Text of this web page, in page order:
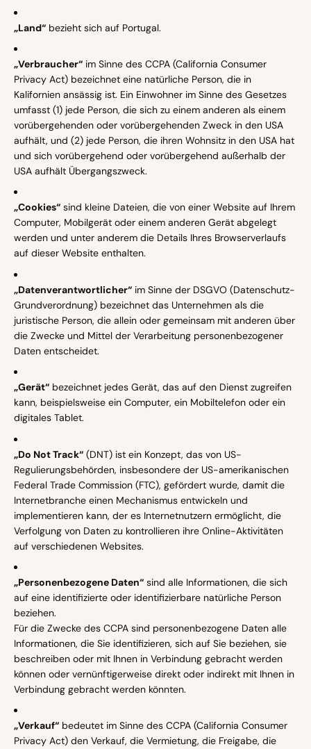
„Land“ bezieht sich auf Portugal.
„Verbraucher“ im Sinne des CCPA (California Consumer
Privacy Act) bezeichnet eine natürliche Person, die in
Kalifornien ansässig ist. Ein Einwohner im Sinne des Gesetzes
umfasst (1) jede Person, die sich zu einem anderen als einem
vorübergehenden oder vorübergehenden Zweck in den USA
aufhält, und (2) jede Person, die ihren Wohnsitz in den USA hat
und sich vorübergehend oder vorübergehend außerhalb der
USA aufhält Übergangszweck.
„Cookies“ sind kleine Dateien, die von einer Website auf Ihrem
Computer, Mobilgerät oder einem anderen Gerät abgelegt
werden und unter anderem die Details Ihres Browserverlaufs
auf dieser Website enthalten.
„Datenverantwortlicher“ im Sinne der DSGVO (Datenschutz-
Grundverordnung) bezeichnet das Unternehmen als die
juristische Person, die allein oder gemeinsam mit anderen über
die Zwecke und Mittel der Verarbeitung personenbezogener
Daten entscheidet.
„Gerät“ bezeichnet jedes Gerät, das auf den Dienst zugreifen
kann, beispielsweise ein Computer, ein Mobiltelefon oder ein
digitales Tablet.
„Do Not Track“ (DNT) ist ein Konzept, das von US-
Regulierungsbehörden, insbesondere der US-amerikanischen
Federal Trade Commission (FTC), gefördert wurde, damit die
Internetbranche einen Mechanismus entwickeln und
implementieren kann, der es Internetnutzern ermöglicht, die
Verfolgung von Daten zu kontrollieren ihre Online-Aktivitäten
auf verschiedenen Websites.
„Personenbezogene Daten“ sind alle Informationen, die sich
auf eine identifizierte oder identifizierbare natürliche Person
beziehen.
Für die Zwecke des CCPA sind personenbezogene Daten alle
Informationen, die Sie identifizieren, sich auf Sie beziehen, sie
beschreiben oder mit Ihnen in Verbindung gebracht werden
können oder vernünftigerweise direkt oder indirekt mit Ihnen in
Verbindung gebracht werden könnten.
„Verkauf“ bedeutet im Sinne des CCPA (California Consumer
Privacy Act) den Verkauf, die Vermietung, die Freigabe, die